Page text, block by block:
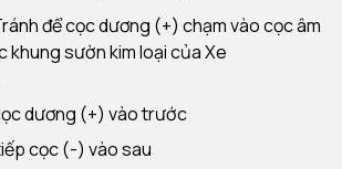
để cọc dương (+) chạm vào cọc âm
khung sườn kim loại của Xe
dương (+) vào trước
cọc (-) vào sau